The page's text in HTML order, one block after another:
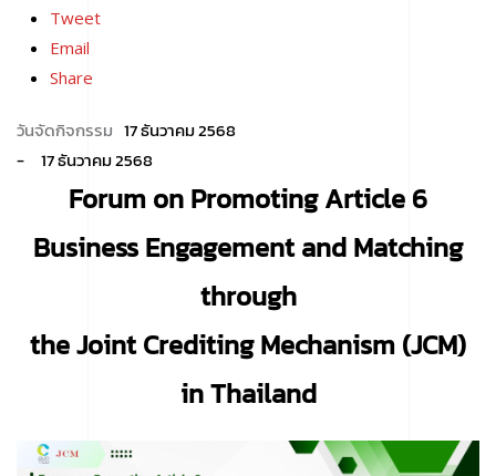
Tweet
Email
Share
17 ธันวาคม 2568
17 ธันวาคม 2568
Forum on Promoting Article 6
Business Engagement and Matching
through
the Joint Crediting Mechanism (JCM)
in Thailand